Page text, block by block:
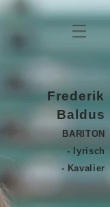
Frederik
Baldus
BARITON
- lyrisch
- Kavalier